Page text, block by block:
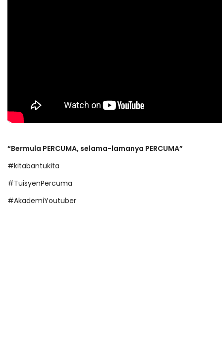
“Bermula PERCUMA, selama-lamanya PERCUMA”
#kitabantukita
#TuisyenPercuma
#AkademiYoutuber